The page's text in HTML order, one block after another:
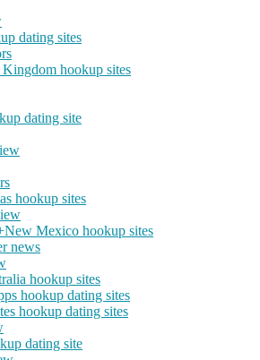
dating sites
hookup sites
dating site
hookup sites
Mexico hookup sites
news
hookup sites
hookup dating sites
hookup dating sites
dating site